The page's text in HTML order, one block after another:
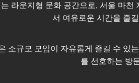
라운지형 문화 공간으로, 서울 마천
서 여유로운 시간을 즐
소규모 모임이 자유롭게 즐길 수 있
를 선호하는 방